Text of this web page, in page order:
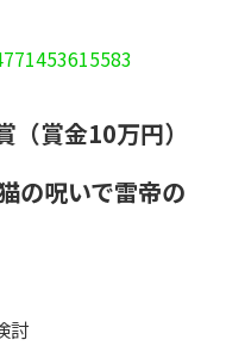
賞金10万円）
の呪いで雷帝の
討